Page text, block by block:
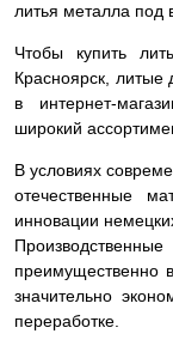
литья металла под
Чтобы купить
Красноярск, литые
в интернет-
широкий
В условиях
отечественные
инновации
преимущественно
значительно
переработке.